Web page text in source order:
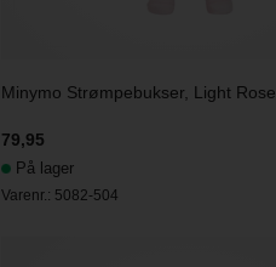
Minymo Strømpebukser, Light Rose
79,95
På lager
Varenr.: 5082-504